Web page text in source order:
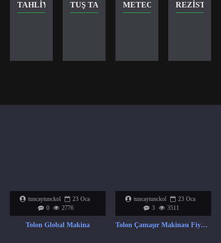
TAHLIYE VANASITUŞ TAKIMI METEOR KILITREZISTANS
tuncaytunckol 23 Oca
0
2776
Tolon Global Makina
tuncaytunckol 23 Oca
3
3511
Tolon Çamaşır Makinası Fiyat Listesi